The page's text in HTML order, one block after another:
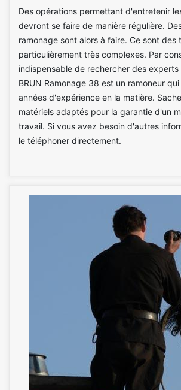
Des opérations permettant d'entretenir
devront se faire de manière régulière.
ramonage sont alors à faire. Ce sont des
particulièrement très complexes. Par
indispensable de rechercher des experts
BRUN Ramonage 38 est un ramoneur
années d'expérience en la matière.
matériels adaptés pour la garantie d'un
travail. Si vous avez besoin d'autres
le téléphoner directement.